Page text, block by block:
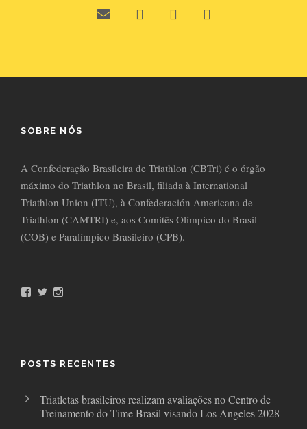
SOBRE NÓS
A Confederação Brasileira de Triathlon (CBTri) é o órgão
máximo do Triathlon no Brasil, filiada à International
Triathlon Union (ITU), à Confederación Americana de
Triathlon (CAMTRI) e, aos Comitês Olímpico do Brasil
(COB) e Paralímpico Brasileiro (CPB).
k
T
a
POSTS RECENTES
Triatletas brasileiros realizam avaliações no Centro de
Treinamento do Time Brasil visando Los Angeles 2028